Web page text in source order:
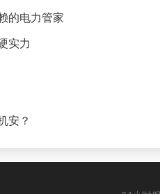
的电力管家
实力
安？